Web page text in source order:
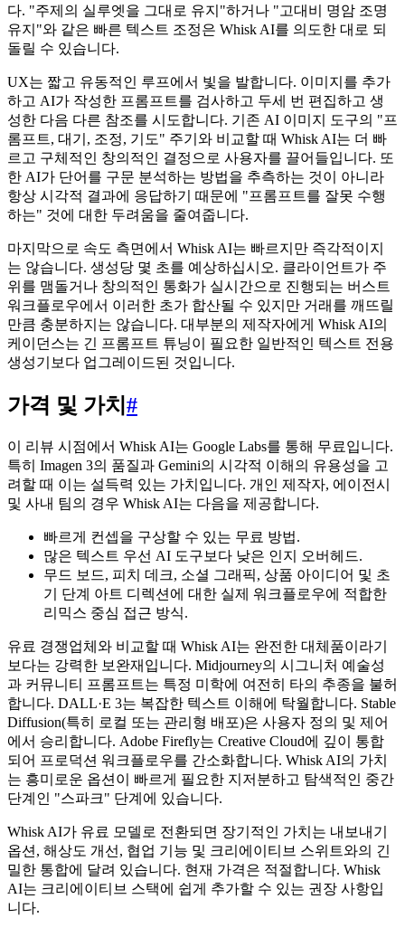
다. "주제의 실루엣을 그대로 유지"하거나 "고대비 명암 조명
유지"와 같은 빠른 텍스트 조정은 Whisk AI를 의도한 대로 되
돌릴 수 있습니다.
UX는 짧고 유동적인 루프에서 빛을 발합니다. 이미지를 추가
하고 AI가 작성한 프롬프트를 검사하고 두세 번 편집하고 생
성한 다음 다른 참조를 시도합니다. 기존 AI 이미지 도구의 "프
롬프트, 대기, 조정, 기도" 주기와 비교할 때 Whisk AI는 더 빠
르고 구체적인 창의적인 결정으로 사용자를 끌어들입니다. 또
한 AI가 단어를 구문 분석하는 방법을 추측하는 것이 아니라
항상 시각적 결과에 응답하기 때문에 "프롬프트를 잘못 수행
하는" 것에 대한 두려움을 줄여줍니다.
마지막으로 속도 측면에서 Whisk AI는 빠르지만 즉각적이지
는 않습니다. 생성당 몇 초를 예상하십시오. 클라이언트가 주
위를 맴돌거나 창의적인 통화가 실시간으로 진행되는 버스트
워크플로우에서 이러한 초가 합산될 수 있지만 거래를 깨뜨릴
만큼 충분하지는 않습니다. 대부분의 제작자에게 Whisk AI의
케이던스는 긴 프롬프트 튜닝이 필요한 일반적인 텍스트 전용
생성기보다 업그레이드된 것입니다.
가격 및 가치 #
이 리뷰 시점에서 Whisk AI는 Google Labs를 통해 무료입니다.
특히 Imagen 3의 품질과 Gemini의 시각적 이해의 유용성을 고
려할 때 이는 설득력 있는 가치입니다. 개인 제작자, 에이전시
및 사내 팀의 경우 Whisk AI는 다음을 제공합니다.
빠르게 컨셉을 구상할 수 있는 무료 방법.
많은 텍스트 우선 AI 도구보다 낮은 인지 오버헤드.
무드 보드, 피치 데크, 소셜 그래픽, 상품 아이디어 및 초
기 단계 아트 디렉션에 대한 실제 워크플로우에 적합한
리믹스 중심 접근 방식.
유료 경쟁업체와 비교할 때 Whisk AI는 완전한 대체품이라기
보다는 강력한 보완재입니다. Midjourney의 시그니처 예술성
과 커뮤니티 프롬프트는 특정 미학에 여전히 타의 추종을 불허
합니다. DALL·E 3는 복잡한 텍스트 이해에 탁월합니다. Stable
Diffusion(특히 로컬 또는 관리형 배포)은 사용자 정의 및 제어
에서 승리합니다. Adobe Firefly는 Creative Cloud에 깊이 통합
되어 프로덕션 워크플로우를 간소화합니다. Whisk AI의 가치
는 흥미로운 옵션이 빠르게 필요한 지저분하고 탐색적인 중간
단계인 "스파크" 단계에 있습니다.
Whisk AI가 유료 모델로 전환되면 장기적인 가치는 내보내기
옵션, 해상도 개선, 협업 기능 및 크리에이티브 스위트와의 긴
밀한 통합에 달려 있습니다. 현재 가격은 적절합니다. Whisk
AI는 크리에이티브 스택에 쉽게 추가할 수 있는 권장 사항입
니다.